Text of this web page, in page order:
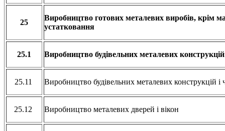
25
Виробництво готових металевих виробів, крім
устатковання
25.1 Виробництво будівельних металевих конструкцій
25.11 Виробництво будівельних металевих конструкцій і
25.12 Виробництво металевих дверей і вікон